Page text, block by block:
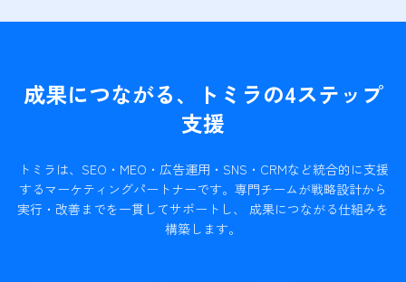
成果につながる、トミラの4ステップ
支援
トミラは、SEO・MEO・広告運用・SNS・CRMなど統合的に支援
するマーケティングパートナーです。 専門チームが戦略設計から
実行・改善までを一貫してサポートし、 成果につながる仕組みを
構築します。